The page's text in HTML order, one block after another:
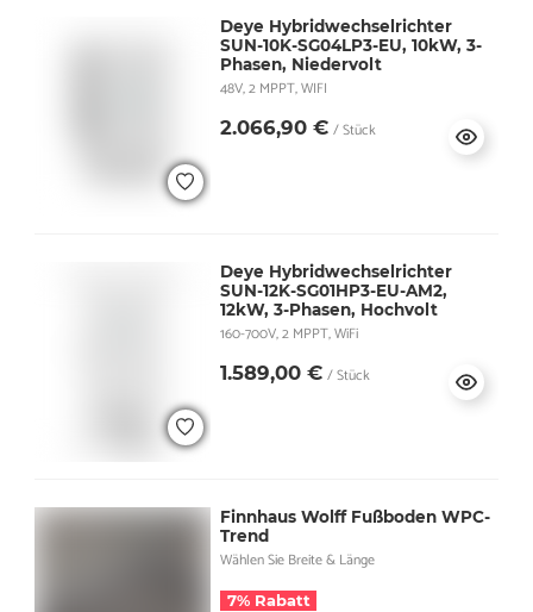
Deye Hybridwechselrichter
SUN-10K-SG04LP3-EU, 10kW, 3-
Phasen, Niedervolt
48V, 2 MPPT, WIFI
2.066,90 € / Stück
Deye Hybridwechselrichter
SUN-12K-SG01HP3-EU-AM2,
12kW, 3-Phasen, Hochvolt
160-700V, 2 MPPT, WiFi
1.589,00 € / Stück
Finnhaus Wolff Fußboden WPC-
Trend
Wählen Sie Breite & Länge
7% Rabatt